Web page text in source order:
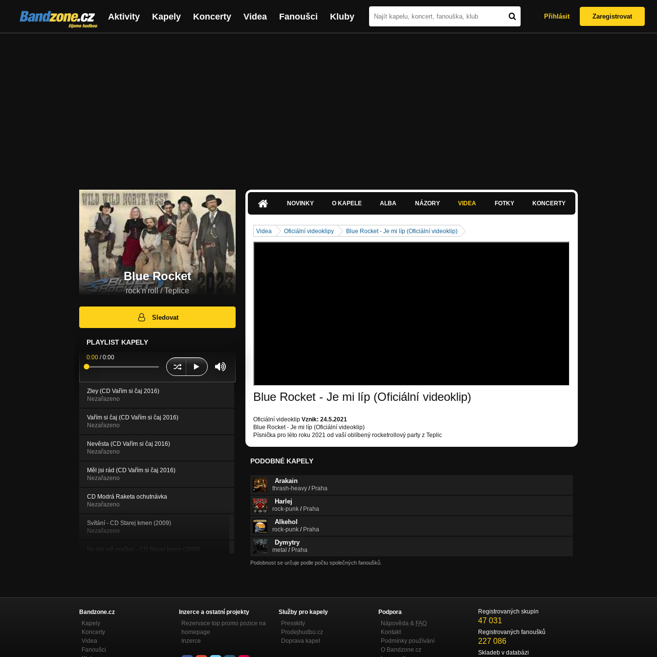
Bandzone.cz
žijeme hudbou
Aktivity Kapely Koncerty Videa Fanoušci Kluby Přihlásit Zaregistrovat
Blue Rocket
rock'n'roll / Teplice
Sledovat
PLAYLIST KAPELY
0:00 /0:00
Zley (CD Vařím si čaj 2016)
Nezařazeno
Vařím si čaj (CD Vařím si čaj 2016)
Nezařazeno
Nevěsta (CD Vařím si čaj 2016)
Nezařazeno
Měl jsi rád (CD Vařím si čaj 2016)
Nezařazeno
CD Modrá Raketa ochutnávka
Nezařazeno
Svítání - CD Starej kmen (2009)
Nezařazeno
No tak mě mačkej - CD Starej kmen (2009)
Nezařazeno
Prázdej dům (live Mlejn 2008)
Nezařazeno
Jistota - demo 2007
NOVINKY O KAPELE ALBA NÁZORY VIDEA FOTKY KONCERTY
Videa Oficiální videoklipy Blue Rocket - Je mi líp (Oficiální videoklip)
Blue Rocket - Je mi líp (Oficiální videoklip)
Oficiální videoklip Vznik: 24.5.2021
Blue Rocket - Je mi líp (Oficiální videoklip)
Písnička pro léto roku 2021 od vaší oblíbený rocketrollový party z Teplic
PODOBNÉ KAPELY
Arakain
thrash-heavy / Praha
Harlej
rock-punk / Praha
Alkehol
rock-punk / Praha
Dymytry
metal / Praha
Podobnost se určuje podle počtu společných fanoušků.
Bandzone.cz
Kapely
Koncerty
Videa
Fanoušci
Inzerce a ostatní projekty
Rezervace top promo pozice na
homepage
Inzerce
Služby pro kapely
Presskity
Prodejhudbu.cz
Doprava kapel
Podpora
Nápověda & FAQ
Kontakt
Podmínky používání
O Bandzone.cz
Registrovaných skupin
47 031
Registrovaných fanoušků
227 086
Skladeb v databázi